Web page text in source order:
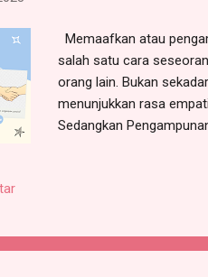
Memaafkan atau
salah satu cara
orang lain. Bukan
menunjukkan rasa
Sedangkan
menemukan bahwa
interpersonal
dimensi ini, ia lalu